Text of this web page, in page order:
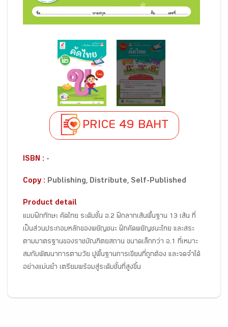
PRICE 49 BAHT
ISBN : -
Copy : Publishing, Distribute, Self-Published
Product detail
แบบฝึกทักษะ คัดไทย ระดับชั้น อ.2 ฝึกลากเส้นพื้นฐาน 13 เส้น ที่
เป็นส่วนประกอบหลักของพยัญชนะ ฝึกคัดพยัญชนะไทย และสระ
ตามมาตรฐานของราชบัณฑิตยสถาน ขนาดเล็กกว่า อ.1 ที่เหมาะ
สมกับพัฒนาการตามวัย ปูพื้นฐานการเขียนที่ถูกต้อง และจดจำได้
อย่างแม่นยำ เตรียมพร้อมสู่ระดับชั้นที่สูงขึ้น